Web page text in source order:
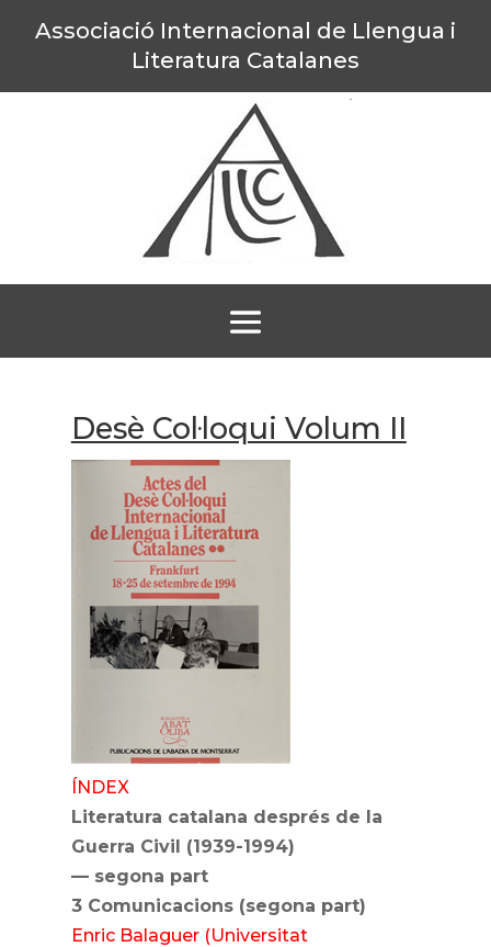
Associació Internacional de Llengua i
Literatura Catalanes
Desè Col·loqui Volum II
ÍNDEX
Literatura catalana després de la
Guerra Civil (1939-1994)
— segona part
3 Comunicacions (segona part)
Enric Balaguer (Universitat